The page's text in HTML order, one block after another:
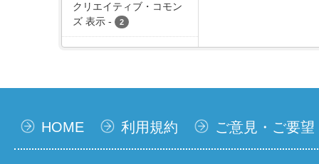
クリエイティブ・コモン
ズ 表示 - 2
HOME 利用規約 ご意見・ご要望